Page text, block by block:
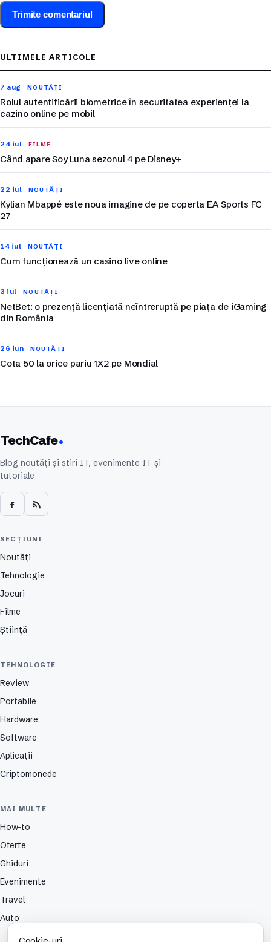
ULTIMELE ARTICOLE
7 aug NOUTĂȚI
Rolul autentificării biometrice în securitatea experienței la
cazino online pe mobil
24 iul FILME
Când apare Soy Luna sezonul 4 pe Disney+
22 iul NOUTĂȚI
Kylian Mbappé este noua imagine de pe coperta EA Sports FC
27
14 iul NOUTĂȚI
Cum funcționează un casino live online
3 iul NOUTĂȚI
NetBet: o prezență licențiată neîntreruptă pe piața de iGaming
din România
26 iun NOUTĂȚI
Cota 50 la orice pariu 1X2 pe Mondial
TechCafe
Blog noutăți și știri IT, evenimente IT și
tutoriale
SECȚIUNI
Noutăți
Tehnologie
Jocuri
Filme
Știință
TEHNOLOGIE
Review
Portabile
Hardware
Software
Aplicații
Criptomonede
MAI MULTE
How-to
Oferte
Ghiduri
Evenimente
Travel
Auto